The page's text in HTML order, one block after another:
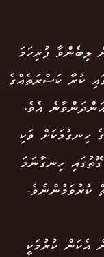
ލިބެންވާ ފުރިހަމަ
ކުރާ ކަސްރަތެއްގެ
އެވެ.
ހިނގުމަކަށް ވަކި
ހިނގާނަމަ
ކުރުވަމުންނެވެ.
އެކަން ކުރުމަކީ